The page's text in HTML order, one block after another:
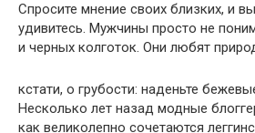
Спросите мнение своих близких, и
удивитесь. Мужчины просто не
и черных колготок. Они любят
кстати, о грубости: наденьте
Несколько лет назад модные
как великолепно сочетаются